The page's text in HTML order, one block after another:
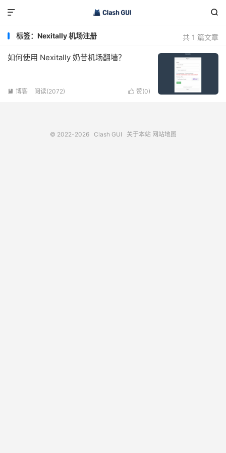


共 1 篇文章
标签：Nexitally 机场注册
如何使用 Nexitally 奶昔机场翻墙？
 赞(0)
 博客 阅读(2072)
© 2022-2026 Clash GUI 关于本站 网站地图